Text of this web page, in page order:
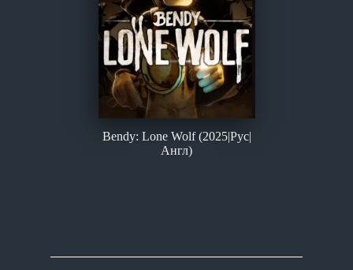
Bendy: Lone Wolf (2025|Рус|
Англ)